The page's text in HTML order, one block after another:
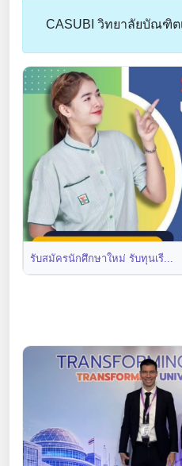
รับสมัครนักศึกษาใหม่ รับทุนเรี...